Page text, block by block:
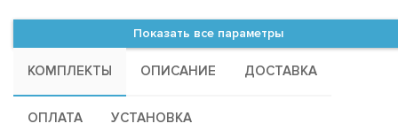
Показать все параметры
КОМПЛЕКТЫ ОПИСАНИЕ ДОСТАВКА
ОПЛАТА УСТАНОВКА